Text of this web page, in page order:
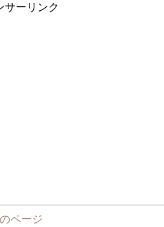
サーリンク
ページ